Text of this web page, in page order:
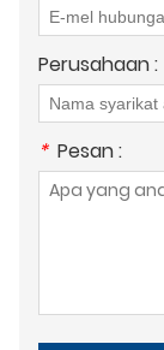
Perusahaan :
* Pesan :